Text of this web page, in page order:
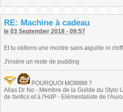
RE: Machine à cadeau
le 03 September 2018 - 09:57
Et tu obtiens une montre sans aiguille ni
J'insère un reste de pudding
POURQUOI MOIIIIIIIII ?
Alias Dr No - Membre de la Guilde du Stylo
de fanfics et à l'HdP - Elémentaliste de